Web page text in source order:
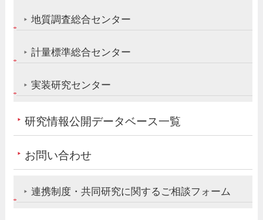
地質調査総合センター
計量標準総合センター
実装研究センター
研究情報公開データベース一覧
お問い合わせ
連携制度・共同研究に関するご相談フォーム